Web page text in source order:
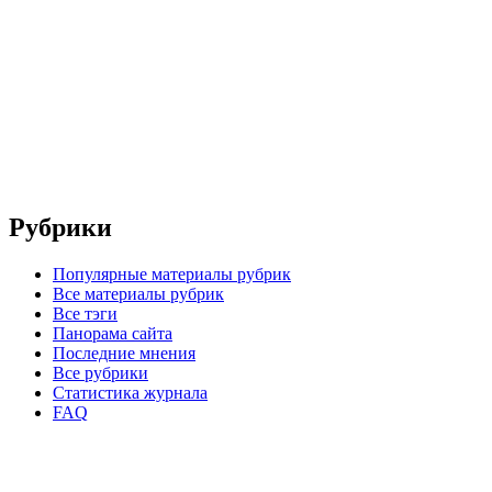
Рубрики
Популярные материалы рубрик
Все материалы рубрик
Все тэги
Панорама сайта
Последние мнения
Все рубрики
Статистика журнала
FAQ